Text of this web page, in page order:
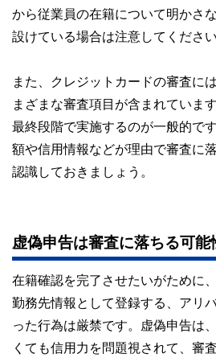
から従業員の在籍について明かさ
設けている場合は注意してください
また、クレジットカードの審査に
まざまな審査項目が含まれていま
最終段階で実施するのが一般的で
額や信用情報などが理由で審査に
認識しておきましょう。
虚偽申告は審査に落ちる可能
在籍確認を完了させたいがために
勤務先情報として登録する、アリ
った行為は厳禁です。虚偽申告は
くても信用力を問題視されて、審